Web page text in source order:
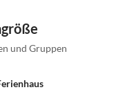
und Gruppen